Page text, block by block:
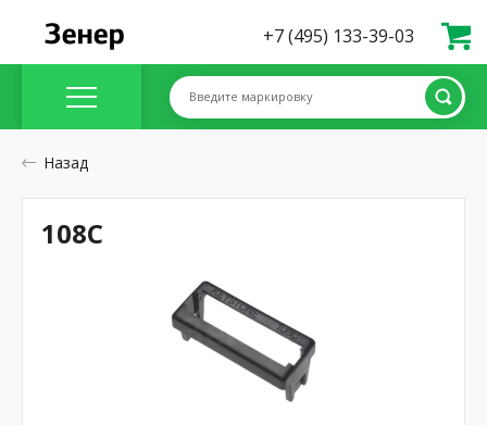
+7 (495) 133-39-03
Введите маркировку
Назад
108C